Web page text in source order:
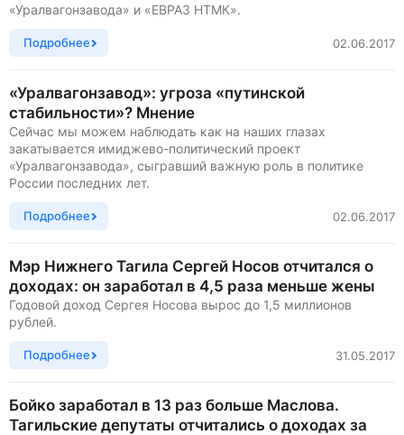
«Уралвагонзавода» и «ЕВРАЗ НТМК».
Подробнее 02.06.2017
«Уралвагонзавод»: угроза «путинской
стабильности»? Мнение
Сейчас мы можем наблюдать как на наших глазах
закатывается имиджево-политический проект
«Уралвагонзавода», сыгравший важную роль в политике
России последних лет.
Подробнее 02.06.2017
Мэр Нижнего Тагила Сергей Носов отчитался о
доходах: он заработал в 4,5 раза меньше жены
Годовой доход Сергея Носова вырос до 1,5 миллионов
рублей.
Подробнее 31.05.2017
Бойко заработал в 13 раз больше Маслова.
Тагильские депутаты отчитались о доходах за